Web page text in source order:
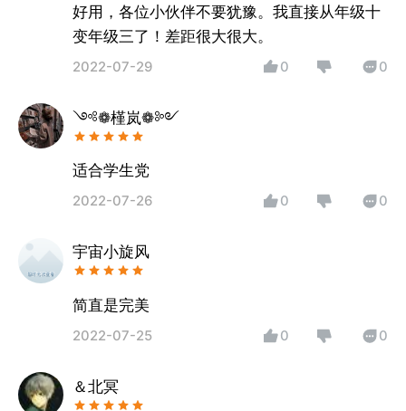
好用，各位小伙伴不要犹豫。我直接从年级十
变年级三了！差距很大很大。
2022-07-29 0 0
༺❁槿岚❁༻
适合学生党
2022-07-26 0 0
宇宙小旋风
简直是完美
2022-07-25 0 0
＆北冥